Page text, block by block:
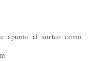
apunto al sorteo como